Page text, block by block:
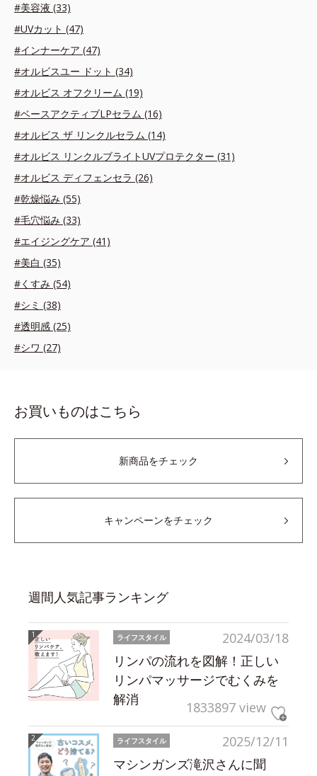
#美容液 (33)
#UVカット (47)
#インナーケア (47)
#オルビスユー ドット (34)
#オルビス オフクリーム (19)
#ベースアクティブLPセラム (16)
#オルビス ザ リンクルセラム (14)
#オルビス リンクルブライトUVプロテクター (31)
#オルビス ディフェンセラ (26)
#乾燥悩み (55)
#毛穴悩み (33)
#エイジングケア (41)
#美白 (35)
#くすみ (54)
#シミ (38)
#透明感 (25)
#シワ (27)
お買いものはこちら
新商品をチェック
キャンペーンをチェック
週間人気記事ランキング
2024/03/18
ライフスタイル
リンパの流れを図解！正しい
リンパマッサージでむくみを
解消
1833897 view
2025/12/11
ライフスタイル
マシンガンズ滝沢さんに聞